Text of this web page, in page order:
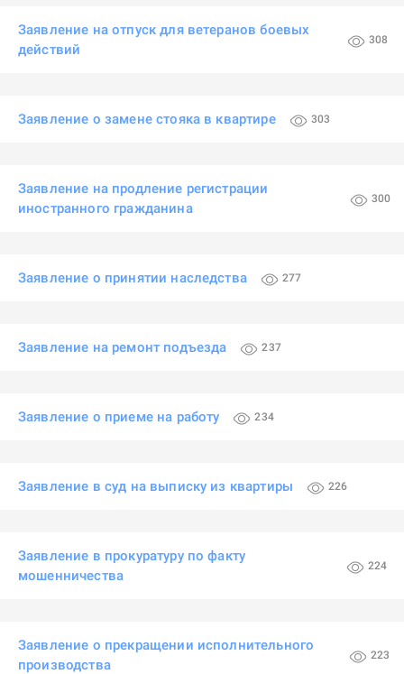
Заявление на отпуск для ветеранов боевых
действий
308
Заявление о замене стояка в квартире 303
Заявление на продление регистрации
иностранного гражданина
300
Заявление о принятии наследства 277
Заявление на ремонт подъезда 237
Заявление о приеме на работу 234
Заявление в суд на выписку из квартиры 226
Заявление в прокуратуру по факту
мошенничества
224
Заявление о прекращении исполнительного
производства
223